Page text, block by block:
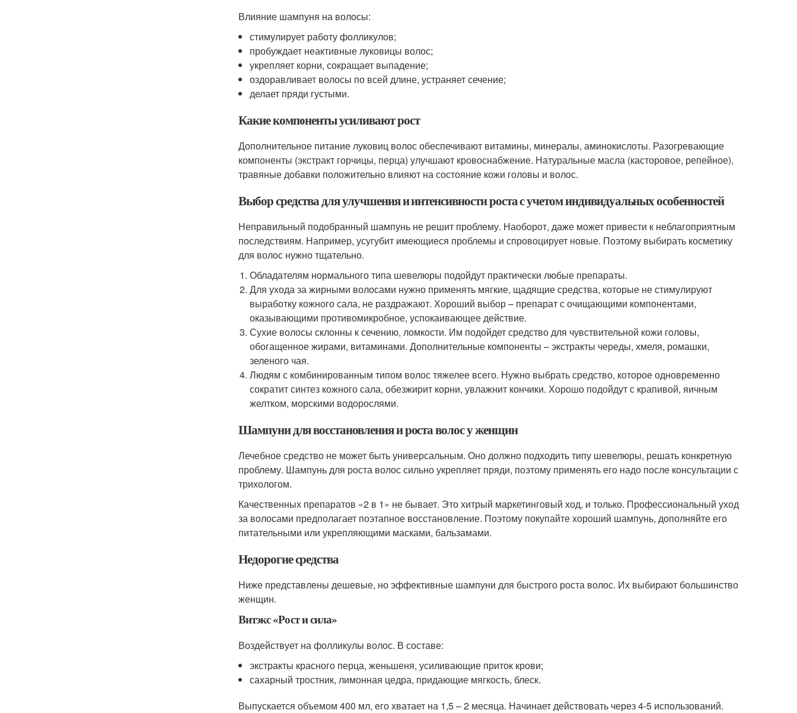
Влияние шампуня на волосы:
стимулирует работу фолликулов;
пробуждает неактивные луковицы волос;
укрепляет корни, сокращает выпадение;
оздоравливает волосы по всей длине, устраняет сечение;
делает пряди густыми.
Какие компоненты усиливают рост
Дополнительное питание луковиц волос обеспечивают витамины, минералы, аминокислоты. Разогревающие
компоненты (экстракт горчицы, перца) улучшают кровоснабжение. Натуральные масла (касторовое, репейное),
травяные добавки положительно влияют на состояние кожи головы и волос.
Выбор средства для улучшения и интенсивности роста с учетом индивидуальных особенностей
Неправильный подобранный шампунь не решит проблему. Наоборот, даже может привести к неблагоприятным
последствиям. Например, усугубит имеющиеся проблемы и спровоцирует новые. Поэтому выбирать косметику
для волос нужно тщательно.
Обладателям нормального типа шевелюры подойдут практически любые препараты.
Для ухода за жирными волосами нужно применять мягкие, щадящие средства, которые не стимулируют
выработку кожного сала, не раздражают. Хороший выбор – препарат с очищающими компонентами,
оказывающими противомикробное, успокаивающее действие.
Сухие волосы склонны к сечению, ломкости. Им подойдет средство для чувствительной кожи головы,
обогащенное жирами, витаминами. Дополнительные компоненты – экстракты череды, хмеля, ромашки,
зеленого чая.
Людям с комбинированным типом волос тяжелее всего. Нужно выбрать средство, которое одновременно
сократит синтез кожного сала, обезжирит корни, увлажнит кончики. Хорошо подойдут с крапивой, яичным
желтком, морскими водорослями.
Шампуни для восстановления и роста волос у женщин
Лечебное средство не может быть универсальным. Оно должно подходить типу шевелюры, решать конкретную
проблему. Шампунь для роста волос сильно укрепляет пряди, поэтому применять его надо после консультации с
трихологом.
Качественных препаратов «2 в 1» не бывает. Это хитрый маркетинговый ход, и только. Профессиональный уход
за волосами предполагает поэтапное восстановление. Поэтому покупайте хороший шампунь, дополняйте его
питательными или укрепляющими масками, бальзамами.
Недорогие средства
Ниже представлены дешевые, но эффективные шампуни для быстрого роста волос. Их выбирают большинство
женщин.
Витэкс «Рост и сила»
Воздействует на фолликулы волос. В составе:
экстракты красного перца, женьшеня, усиливающие приток крови;
сахарный тростник, лимонная цедра, придающие мягкость, блеск.
Выпускается объемом 400 мл, его хватает на 1,5 – 2 месяца. Начинает действовать через 4-5 использований.